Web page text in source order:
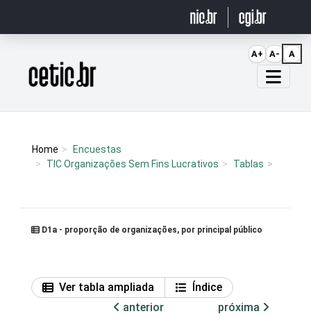
Página inicial
Home
Encuestas
TIC Organizações Sem Fins Lucrativos
Tablas
D1a - proporção de organizações, por principal público
Ver tabla ampliada
Índice
anterior
próxima
A+ A- A